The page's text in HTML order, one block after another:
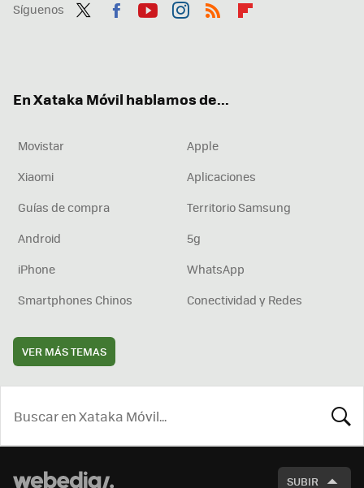
Síguenos
En Xataka Móvil hablamos de...
Movistar
Apple
Xiaomi
Aplicaciones
Guías de compra
Territorio Samsung
Android
5g
iPhone
WhatsApp
Smartphones Chinos
Conectividad y Redes
VER MÁS TEMAS
SUBIR